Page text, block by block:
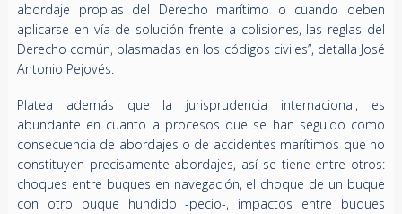
abordaje propias del Derecho marítimo o cuando deben
aplicarse en vía de solución frente a colisiones, las reglas del
Derecho común, plasmadas en los códigos civiles”, detalla José
Antonio Pejovés.
Platea además que la jurisprudencia internacional, es
abundante en cuanto a procesos que se han seguido como
consecuencia de abordajes o de accidentes marítimos que no
constituyen precisamente abordajes, así se tiene entre otros:
choques entre buques en navegación, el choque de un buque
con otro buque hundido -pecio-, impactos entre buques